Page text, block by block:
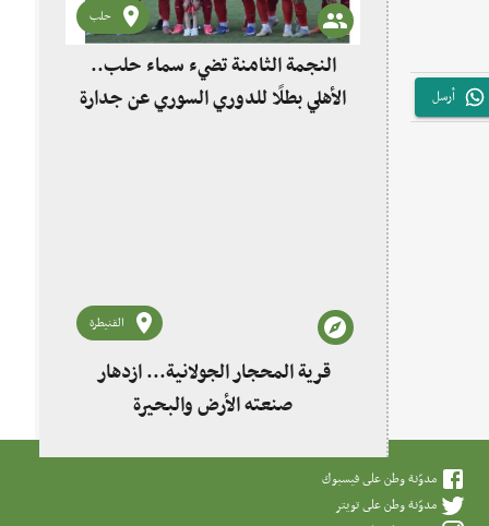
أرسل
حلب
النجمة الثامنة تضيء سماء حلب..
الأهلي بطلًا للدوري السوري عن جدارة
القنيطرة
قرية المحجار الجولانية... ازدهار
صنعته الأرض والبحيرة
مدوّنة وطن على فيسبوك
مدوّنة وطن على تويتر